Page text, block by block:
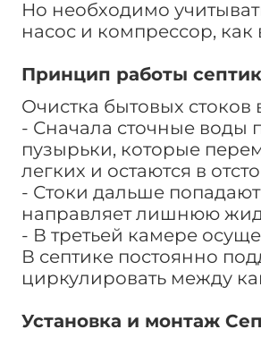
Но необходимо
насос и компрессор,
Принцип работы
Очистка бытовых стоков
- Сначала сточные воды
пузырьки, которые
легких и остаются в
- Стоки дальше
направляет лишнюю
- В третьей камере
В септике постоянно
циркулировать между
Установка и монтаж